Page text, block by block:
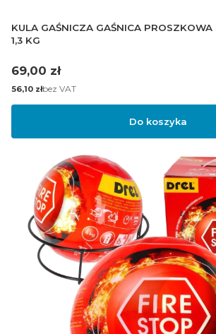
KULA GAŚNICZA GAŚNICA
1,3 KG
Cena
69,00 zł
Cena
56,10 złbez VAT
Do koszyka